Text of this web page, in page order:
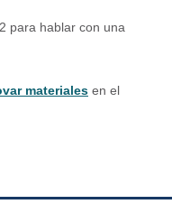
2 para hablar con una
materiales en el